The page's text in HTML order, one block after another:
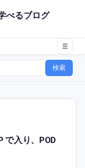
べるブログ
☰
検索
で入り、POD